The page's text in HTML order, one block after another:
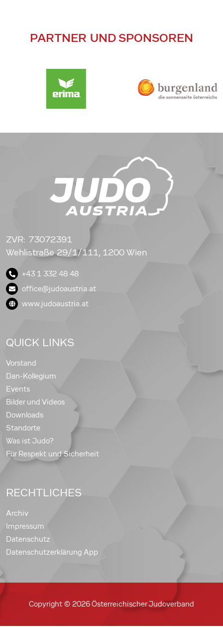
PARTNER UND SPONSOREN
ZVR: 73072391
Wehlistraße 29/1/111, 1200 Wien
+43 1 332 48 48
office@judoaustria.at
www.judoaustria.at
QUICK LINKS
Vorstand
Dan-Kollegium
Events
Bilder und Videos
Downloads
Standorte
Was ist Judo?
Für Respekt und Sicherheit
RECHTLICHES
Archiv
Impressum
Datenschutz
Datenschutzerklärung App
Copyright © 2026 Österreichischer Judoverband